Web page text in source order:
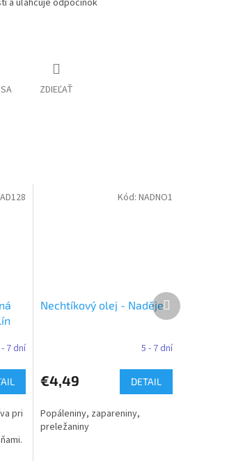
a uľahčuje odpočinok
ZDIEĽAŤ
7 dní
pri
Nechtíkový olej - Naděje
5 - 7 dní
€4,49 DETAIL
Popáleniny, zapareniny,
preležaniny
Kód: NADNO1
Ďalší
produkt